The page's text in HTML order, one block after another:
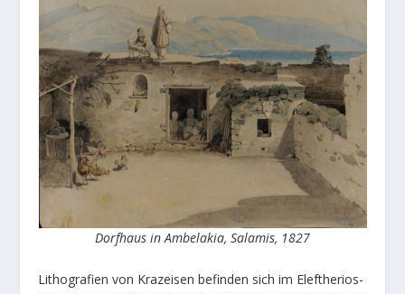
Dorfhaus in Ambelakia, Salamis, 1827
Lithografien von Krazeisen befinden sich im Eleftherios-